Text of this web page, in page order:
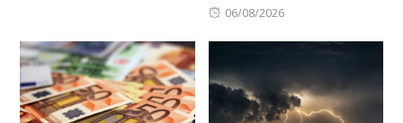
Posted
06/08/2026